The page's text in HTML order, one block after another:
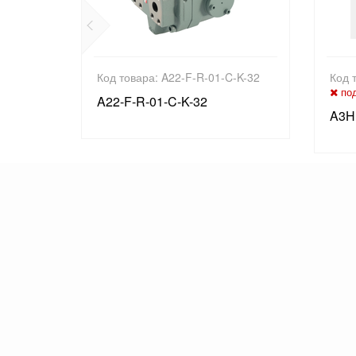
Код товара: A22-F-R-01-C-K-32
A22-F-R-01-C-K-32
Код